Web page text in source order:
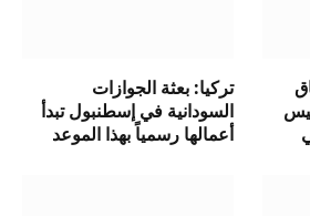
تركيا: بعثة الجوازات
السودانية في إسطنبول تبدأ
أعمالها رسمياً بهذا الموعد